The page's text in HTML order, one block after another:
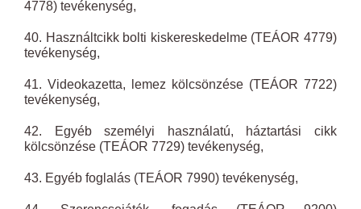
4778) tevékenység,
40. Használtcikk bolti kiskereskedelme (TEÁOR 4779)
tevékenység,
41. Videokazetta, lemez kölcsönzése (TEÁOR 7722)
tevékenység,
42. Egyéb személyi használatú, háztartási cikk
kölcsönzése (TEÁOR 7729) tevékenység,
43. Egyéb foglalás (TEÁOR 7990) tevékenység,